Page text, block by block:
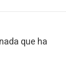
que ha